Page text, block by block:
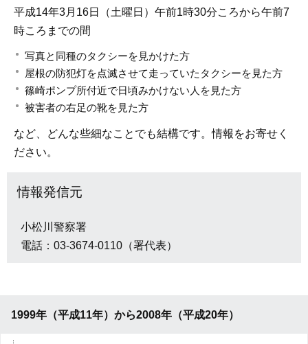
平成14年3月16日（土曜日）午前1時30分ころから午前7
時ころまでの間
写真と同種のタクシーを見かけた方
屋根の防犯灯を点滅させて走っていたタクシーを見た方
篠崎ポンプ所付近で日頃みかけない人を見た方
被害者の右足の靴を見た方
など、どんな些細なことでも結構です。情報をお寄せく
ださい。
情報発信元
小松川警察署
電話：03-3674-0110（署代表）
1999年（平成11年）から2008年（平成20年）